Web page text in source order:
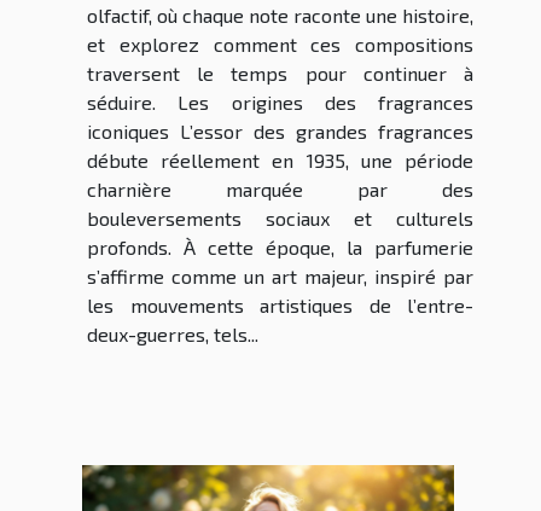
olfactif, où chaque note raconte une histoire,
et explorez comment ces compositions
traversent le temps pour continuer à
séduire. Les origines des fragrances
iconiques L’essor des grandes fragrances
débute réellement en 1935, une période
charnière marquée par des
bouleversements sociaux et culturels
profonds. À cette époque, la parfumerie
s’affirme comme un art majeur, inspiré par
les mouvements artistiques de l’entre-
deux-guerres, tels...